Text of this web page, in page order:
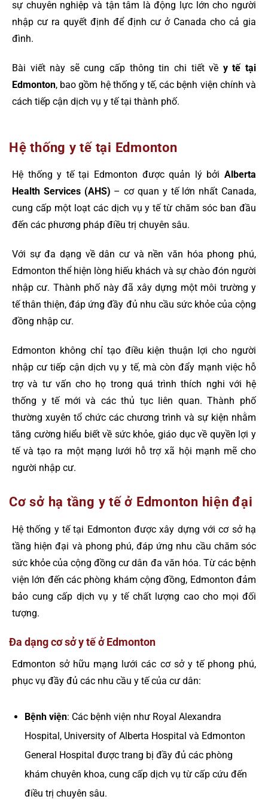
sự chuyên nghiệp và tận tâm là động lực lớn cho người
nhập cư ra quyết định để định cư ở Canada cho cả gia
đình.
Bài viết này sẽ cung cấp thông tin chi tiết về y tế tại
Edmonton, bao gồm hệ thống y tế, các bệnh viện chính và
cách tiếp cận dịch vụ y tế tại thành phố.
Hệ thống y tế tại Edmonton
Hệ thống y tế tại Edmonton được quản lý bởi Alberta
Health Services (AHS) – cơ quan y tế lớn nhất Canada,
cung cấp một loạt các dịch vụ y tế từ chăm sóc ban đầu
đến các phương pháp điều trị chuyên sâu.
Với sự đa dạng về dân cư và nền văn hóa phong phú,
Edmonton thể hiện lòng hiếu khách và sự chào đón người
nhập cư. Thành phố này đã xây dựng một môi trường y
tế thân thiện, đáp ứng đầy đủ nhu cầu sức khỏe của cộng
đồng nhập cư.
Edmonton không chỉ tạo điều kiện thuận lợi cho người
nhập cư tiếp cận dịch vụ y tế, mà còn đẩy mạnh việc hỗ
trợ và tư vấn cho họ trong quá trình thích nghi với hệ
thống y tế mới và các thủ tục liên quan. Thành phố
thường xuyên tổ chức các chương trình và sự kiện nhằm
tăng cường hiểu biết về sức khỏe, giáo dục về quyền lợi y
tế và tạo ra một mạng lưới hỗ trợ xã hội mạnh mẽ cho
người nhập cư.
Cơ sở hạ tầng y tế ở Edmonton hiện đại
Hệ thống y tế tại Edmonton được xây dựng với cơ sở hạ
tầng hiện đại và phong phú, đáp ứng nhu cầu chăm sóc
sức khỏe của cộng đồng cư dân đa văn hóa. Từ các bệnh
viện lớn đến các phòng khám cộng đồng, Edmonton đảm
bảo cung cấp dịch vụ y tế chất lượng cao cho mọi đối
tượng.
Đa dạng cơ sở y tế ở Edmonton
Edmonton sở hữu mạng lưới các cơ sở y tế phong phú,
phục vụ đầy đủ các nhu cầu y tế của cư dân:
Bệnh viện: Các bệnh viện như Royal Alexandra
Hospital, University of Alberta Hospital và Edmonton
General Hospital được trang bị đầy đủ các phòng
khám chuyên khoa, cung cấp dịch vụ từ cấp cứu đến
điều trị chuyên sâu.